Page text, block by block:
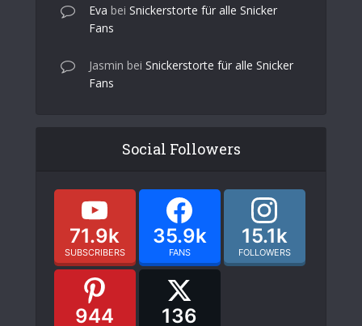
Eva bei Snickerstorte für alle Snicker
Fans
Jasmin bei Snickerstorte für alle Snicker
Fans
Social Followers
71.9k
SUBSCRIBERS
35.9k
FANS
15.1k
FOLLOWERS
944 136